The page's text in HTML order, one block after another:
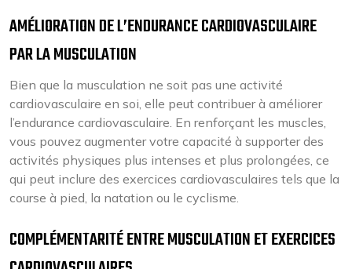
AMÉLIORATION DE L’ENDURANCE CARDIOVASCULAIRE
PAR LA MUSCULATION
Bien que la musculation ne soit pas une activité
cardiovasculaire en soi, elle peut contribuer à améliorer
l’endurance cardiovasculaire. En renforçant les muscles,
vous pouvez augmenter votre capacité à supporter des
activités physiques plus intenses et plus prolongées, ce
qui peut inclure des exercices cardiovasculaires tels que la
course à pied, la natation ou le cyclisme.
COMPLÉMENTARITÉ ENTRE MUSCULATION ET EXERCICES